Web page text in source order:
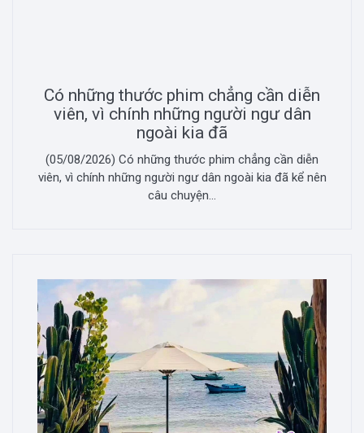
Có những thước phim chẳng cần diễn
viên, vì chính những người ngư dân
ngoài kia đã
(05/08/2026) Có những thước phim chẳng cần diễn
viên, vì chính những người ngư dân ngoài kia đã kể nên
câu chuyện...